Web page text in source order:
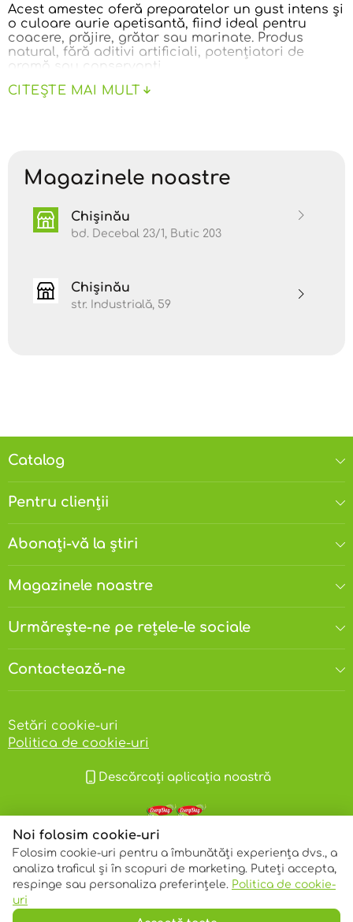
Acest amestec oferă preparatelor un gust intens și
o culoare aurie apetisantă, fiind ideal pentru
coacere, prăjire, grătar sau marinate. Produs
natural, fără aditivi artificiali, potențiatori de
aromă sau conservanți.
Alergeni. Produs într-o unitate în care se utilizează
umiditate relativă de 70%.
CITEȘTE MAI MULT
Magazinele noastre
Chișinău
bd. Decebal 23/1, Butic 203
Chișinău
str. Industrială, 59
Catalog
Pentru clienții
Abonați-vă la știri
Magazinele noastre
Urmărește-ne pe rețele-le sociale
Contactează-ne
Setări cookie-uri
Politica de cookie-uri
Descărcați aplicația noastră
© 2013 – 2026 ECOM
Noi folosim cookie-uri
Folosim cookie-uri pentru a îmbunătăți experiența dvs., a
analiza traficul și în scopuri de marketing. Puteți accepta,
respinge sau personaliza preferințele. Politica de cookie-
uri